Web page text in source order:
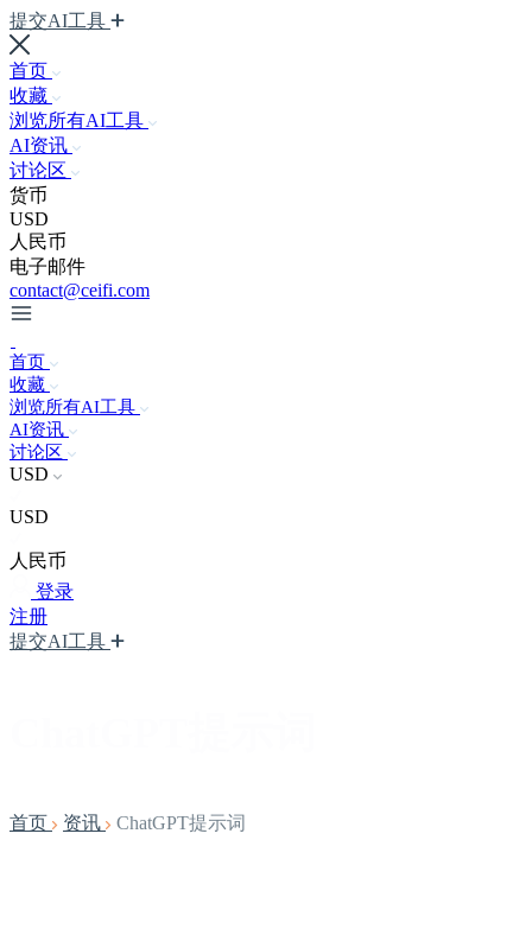
提交AI工具
首页
收藏
浏览所有AI工具
AI资讯
讨论区
货币
USD
人民币
电子邮件
contact@ceifi.com
首页
收藏
浏览所有AI工具
AI资讯
讨论区
USD
USD
人民币
登录
注册
提交AI工具
首页 资讯 ChatGPT提示词